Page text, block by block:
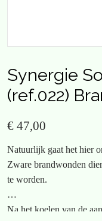
Synergie
(ref.022)
€ 47,00
Natuurlijk gaat het hier
Zware brandwonden
te worden.
Na het koelen van de